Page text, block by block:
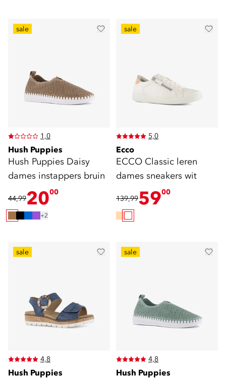
sale
1,0
Hush Puppies
Hush Puppies Daisy
dames instappers bruin
44,992000
+2
sale
5,0
Ecco
ECCO Classic leren
dames sneakers wit
139,995900
sale
4,8
Hush Puppies
sale
4,8
Hush Puppies